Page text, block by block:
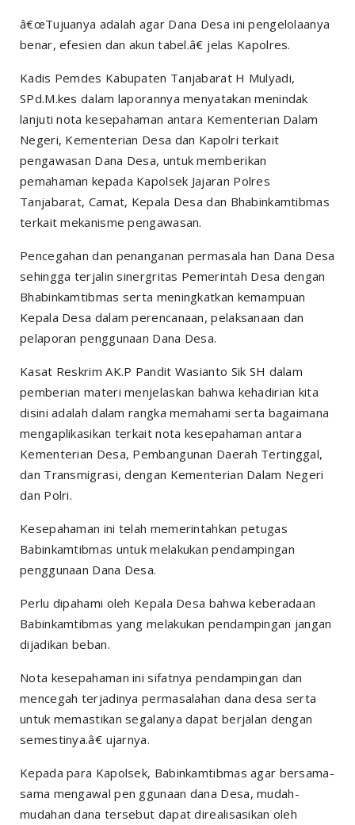
â€œTujuanya adalah agar Dana Desa ini pengelolaanya
benar, efesien dan akun tabel.â€ jelas Kapolres.
Kadis Pemdes Kabupaten Tanjabarat H Mulyadi,
SPd.M.kes dalam laporannya menyatakan menindak
lanjuti nota kesepahaman antara Kementerian Dalam
Negeri, Kementerian Desa dan Kapolri terkait
pengawasan Dana Desa, untuk memberikan
pemahaman kepada Kapolsek Jajaran Polres
Tanjabarat, Camat, Kepala Desa dan Bhabinkamtibmas
terkait mekanisme pengawasan.
Pencegahan dan penanganan permasala han Dana Desa
sehingga terjalin sinergritas Pemerintah Desa dengan
Bhabinkamtibmas serta meningkatkan kemampuan
Kepala Desa dalam perencanaan, pelaksanaan dan
pelaporan penggunaan Dana Desa.
Kasat Reskrim AK.P Pandit Wasianto Sik SH dalam
pemberian materi menjelaskan bahwa kehadirian kita
disini adalah dalam rangka memahami serta bagaimana
mengaplikasikan terkait nota kesepahaman antara
Kementerian Desa, Pembangunan Daerah Tertinggal,
dan Transmigrasi, dengan Kementerian Dalam Negeri
dan Polri.
Kesepahaman ini telah memerintahkan petugas
Babinkamtibmas untuk melakukan pendampingan
penggunaan Dana Desa.
Perlu dipahami oleh Kepala Desa bahwa keberadaan
Babinkamtibmas yang melakukan pendampingan jangan
dijadikan beban.
Nota kesepahaman ini sifatnya pendampingan dan
mencegah terjadinya permasalahan dana desa serta
untuk memastikan segalanya dapat berjalan dengan
semestinya.â€ ujarnya.
Kepada para Kapolsek, Babinkamtibmas agar bersama-
sama mengawal pen ggunaan dana Desa, mudah-
mudahan dana tersebut dapat direalisasikan oleh